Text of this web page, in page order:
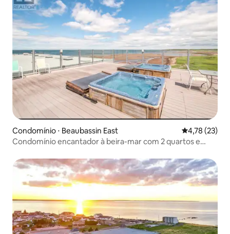
Condomínio ⋅ Beaubassin East 4,78 de uma
4,78 (23)
Condomínio encantador à beira-mar com 2 quartos e